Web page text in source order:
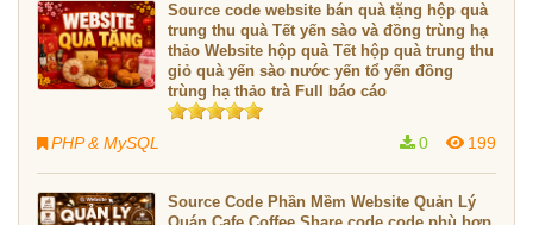
Source code website bán quà tặng hộp quà
trung thu quà Tết yến sào và đồng trùng hạ
thảo Website hộp quà Tết hộp quà trung thu
giỏ quà yến sào nước yến tổ yến đồng
trùng hạ thảo trà Full báo cáo
PHP & MySQL 199
0
Source Code Phần Mềm Website Quản Lý